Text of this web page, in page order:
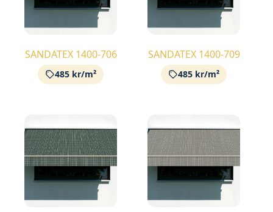
SANDATEX 1400-706
485 kr/m²
SANDATEX 1400-709
485 kr/m²